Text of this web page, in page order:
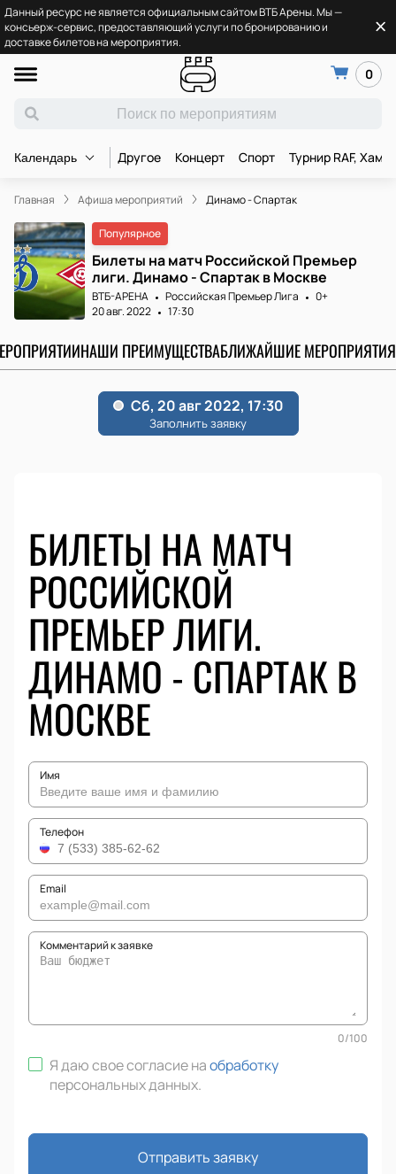
Данный ресурс не является официальным сайтом ВТБ Арены. Мы —
консьерж-сервис, предоставляющий услуги по бронированию и
доставке билетов на мероприятия.
0
Календарь Другое Концерт Спорт Турнир RAF,
Главная Афиша мероприятий Динамо - Спартак
Популярное
Билеты на матч Российской Премьер
лиги. Динамо - Спартак в Москве
ВТБ-АРЕНА Российская Премьер Лига
0+
20 авг. 2022
17:30
НАШИ ПРЕИМУЩЕСТВАБЛИЖАЙШИЕ МЕРОПРИЯТИЯ
БИЛЕТЫ НА МАТЧ
РОССИЙСКОЙ
ПРЕМЬЕР ЛИГИ.
ДИНАМО - СПАРТАК В
МОСКВЕ
Имя
Телефон
Email
Комментарий к заявке
0/100
Я даю свое согласие наобработку
персональных данных.
Отправить заявку